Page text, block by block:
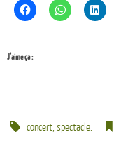
J’aime ça :
concert,spectacle.